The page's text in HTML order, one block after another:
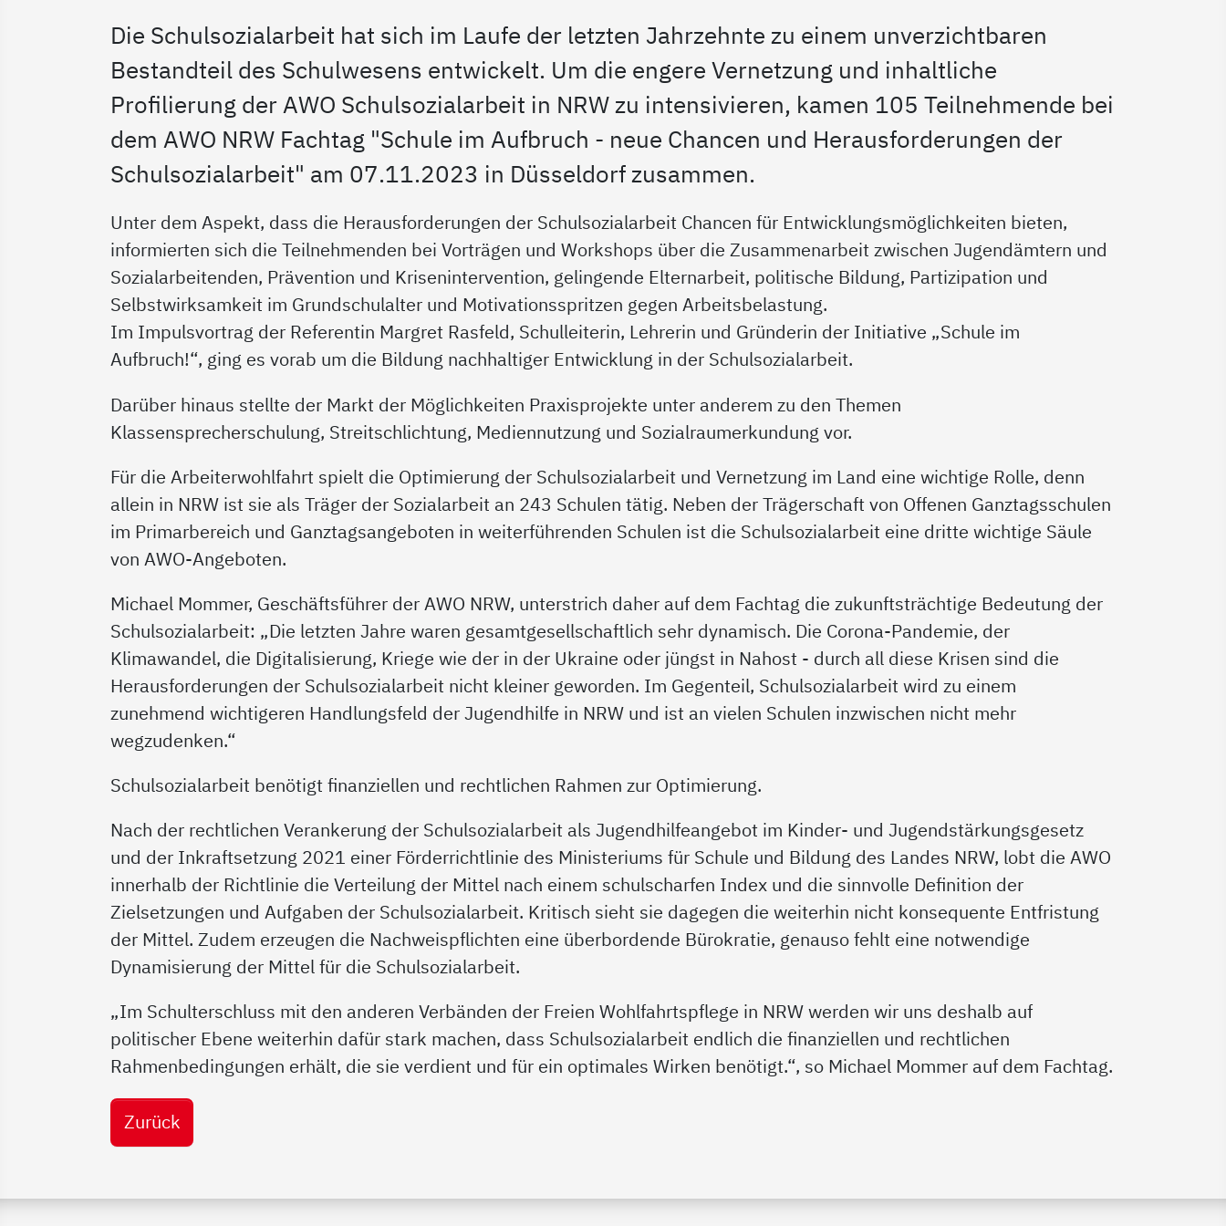
Die Schulsozialarbeit hat sich im Laufe der letzten Jahrzehnte zu einem unverzichtbaren
Bestandteil des Schulwesens entwickelt. Um die engere Vernetzung und inhaltliche
Profilierung der AWO Schulsozialarbeit in NRW zu intensivieren, kamen 105 Teilnehmende bei
dem AWO NRW Fachtag "Schule im Aufbruch - neue Chancen und Herausforderungen der
Schulsozialarbeit" am 07.11.2023 in Düsseldorf zusammen.
Unter dem Aspekt, dass die Herausforderungen der Schulsozialarbeit Chancen für Entwicklungsmöglichkeiten bieten,
informierten sich die Teilnehmenden bei Vorträgen und Workshops über die Zusammenarbeit zwischen Jugendämtern und
Sozialarbeitenden, Prävention und Krisenintervention, gelingende Elternarbeit, politische Bildung, Partizipation und
Selbstwirksamkeit im Grundschulalter und Motivationsspritzen gegen Arbeitsbelastung.
Im Impulsvortrag der Referentin Margret Rasfeld, Schulleiterin, Lehrerin und Gründerin der Initiative „Schule im
Aufbruch!“, ging es vorab um die Bildung nachhaltiger Entwicklung in der Schulsozialarbeit.
Darüber hinaus stellte der Markt der Möglichkeiten Praxisprojekte unter anderem zu den Themen
Klassensprecherschulung, Streitschlichtung, Mediennutzung und Sozialraumerkundung vor.
Für die Arbeiterwohlfahrt spielt die Optimierung der Schulsozialarbeit und Vernetzung im Land eine wichtige Rolle, denn
allein in NRW ist sie als Träger der Sozialarbeit an 243 Schulen tätig. Neben der Trägerschaft von Offenen Ganztagsschulen
im Primarbereich und Ganztagsangeboten in weiterführenden Schulen ist die Schulsozialarbeit eine dritte wichtige Säule
von AWO-Angeboten.
Michael Mommer, Geschäftsführer der AWO NRW, unterstrich daher auf dem Fachtag die zukunftsträchtige Bedeutung der
Schulsozialarbeit: „Die letzten Jahre waren gesamtgesellschaftlich sehr dynamisch. Die Corona-Pandemie, der
Klimawandel, die Digitalisierung, Kriege wie der in der Ukraine oder jüngst in Nahost - durch all diese Krisen sind die
Herausforderungen der Schulsozialarbeit nicht kleiner geworden. Im Gegenteil, Schulsozialarbeit wird zu einem
zunehmend wichtigeren Handlungsfeld der Jugendhilfe in NRW und ist an vielen Schulen inzwischen nicht mehr
wegzudenken.“
Schulsozialarbeit benötigt finanziellen und rechtlichen Rahmen zur Optimierung.
Nach der rechtlichen Verankerung der Schulsozialarbeit als Jugendhilfeangebot im Kinder- und Jugendstärkungsgesetz
und der Inkraftsetzung 2021 einer Förderrichtlinie des Ministeriums für Schule und Bildung des Landes NRW, lobt die AWO
innerhalb der Richtlinie die Verteilung der Mittel nach einem schulscharfen Index und die sinnvolle Definition der
Zielsetzungen und Aufgaben der Schulsozialarbeit. Kritisch sieht sie dagegen die weiterhin nicht konsequente Entfristung
der Mittel. Zudem erzeugen die Nachweispflichten eine überbordende Bürokratie, genauso fehlt eine notwendige
Dynamisierung der Mittel für die Schulsozialarbeit.
„Im Schulterschluss mit den anderen Verbänden der Freien Wohlfahrtspflege in NRW werden wir uns deshalb auf
politischer Ebene weiterhin dafür stark machen, dass Schulsozialarbeit endlich die finanziellen und rechtlichen
Rahmenbedingungen erhält, die sie verdient und für ein optimales Wirken benötigt.“, so Michael Mommer auf dem Fachtag.
Zurück